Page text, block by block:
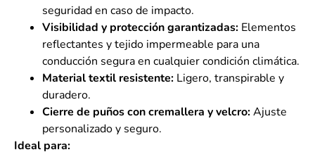
seguridad en caso de impacto.
Visibilidad y protección garantizadas: Elementos
reflectantes y tejido impermeable para una
conducción segura en cualquier condición climática.
Material textil resistente: Ligero, transpirable y
duradero.
Cierre de puños con cremallera y velcro:Ajuste
personalizado y seguro.
Ideal para: